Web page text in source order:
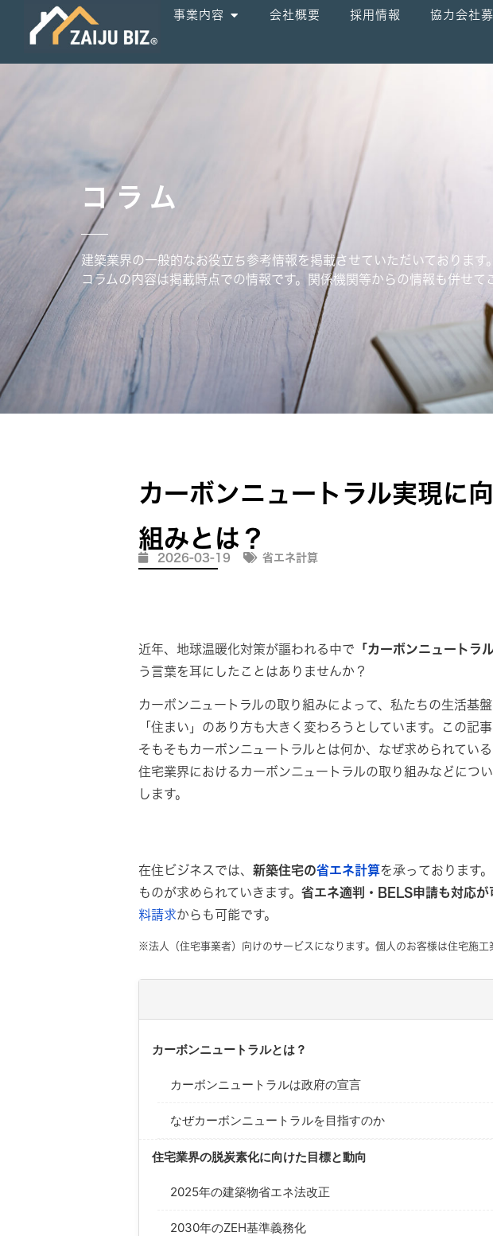
事業内容 会社概要 採用情報 協力会社
コラム
建築業界の一般的なお役立ち参考情報を掲載させていただいております。
コラムの内容は掲載時点での情報です。関係機関等からの情報も併せて
カーボンニュートラル実現に
組みとは？
2026-03-19 省エネ計算
近年、地球温暖化対策が謳われる中で 「カーボンニュートラル
う言葉を耳にしたことはありませんか？
カーボンニュートラルの取り組みによって、私たちの生活基
「住まい」のあり方も大きく変わろうとしています。この記事
そもそもカーボンニュートラルとは何か、なぜ求められている
住宅業界におけるカーボンニュートラルの取り組みなどにつ
します。
在住ビジネスでは、 新築住宅の省エネ計算を承っております
ものが求められていきます。 省エネ適判・BELS申請も対応が
料請求からも可能です。
※法人（住宅事業者）向けのサービスになります。個人のお客様は住宅施
カーボンニュートラルとは？
カーボンニュートラルは政府の宣言
なぜカーボンニュートラルを目指すのか
住宅業界の脱炭素化に向けた目標と動向
2025年の建築物省エネ法改正
2030年のZEH基準義務化